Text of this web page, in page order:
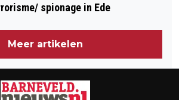
spionage in Ede
Meer artikelen